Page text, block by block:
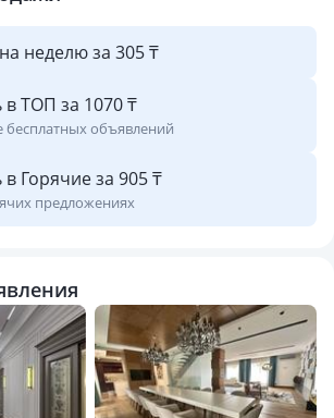
неделю за 305 ₸
в ТОП за 1070 ₸
бесплатных объявлений
Горячие за 905 ₸
предложениях